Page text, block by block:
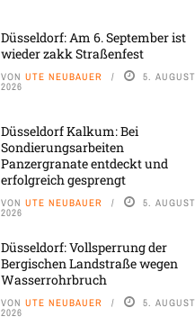
Düsseldorf: Am 6. September ist
wieder zakk Straßenfest
VON UTE NEUBAUER 5. AUGUST
2026
Düsseldorf Kalkum: Bei
Sondierungsarbeiten
Panzergranate entdeckt und
erfolgreich gesprengt
VON UTE NEUBAUER 5. AUGUST
2026
Düsseldorf: Vollsperrung der
Bergischen Landstraße wegen
Wasserrohrbruch
VON UTE NEUBAUER 5. AUGUST
2026